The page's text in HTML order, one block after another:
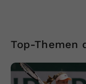
Top-Themen